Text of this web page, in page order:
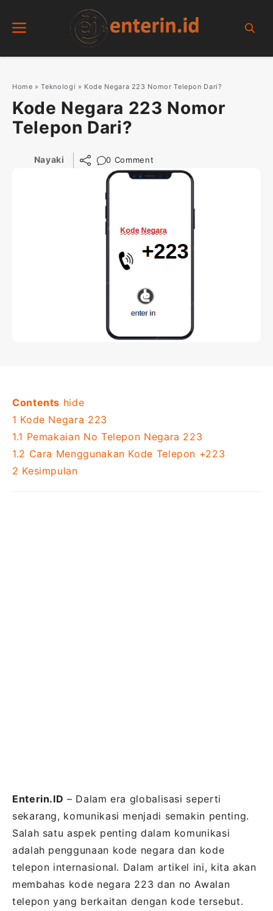
Menu
Home »Teknologi » Kode Negara 223 Nomor Telepon Dari?
Kode Negara 223 Nomor
Telepon Dari?
Nayaki 0 Comment
Enterin.ID – Dalam era globalisasi seperti
sekarang, komunikasi menjadi semakin penting.
Salah satu aspek penting dalam komunikasi
adalah penggunaan kode negara dan kode
telepon internasional. Dalam artikel ini, kita akan
membahas kode negara 223 dan no Awalan
telepon yang berkaitan dengan kode tersebut.
Contents hide
1 Kode Negara 223
1.1 Pemakaian No Telepon Negara 223
1.2 Cara Menggunakan Kode Telepon +223
2 Kesimpulan